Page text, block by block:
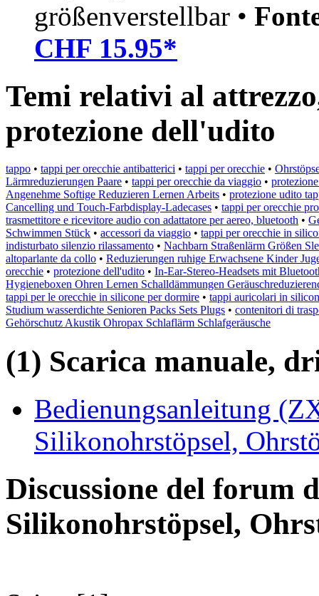
größenverstellbar •
CHF 15.95*
Temi relativi al
protezione dell'udito
tappo • tappi per orecchie antibatterici • tappi per orecchie •
Lärmreduzierungen Paare • tappi per orecchie da viaggio •
Angenehme Softige Reduzieren Lernen Arbeits • protezione udito
Cancelling und Touch-Farbdisplay-Ladecases • tappi per orecchie
trasmettitore e ricevitore audio con adattatore per aereo, bluetooth •
Schwimmen Stück • accessori da viaggio • tappi per orecchie in
indisturbato silenzio rilassamento • Nachbarn Straßenlärm Größen
altoparlante da collo • Reduzierungen ruhige Erwachsene Kinder
orecchie • protezione dell'udito • In-Ear-Stereo-Headsets mit
Hygieneboxen Ohren Lernen Schalldämmungen
tappi per le orecchie in silicone per dormire • tappi auricolari in
Studium wasserdichte Senioren Packs Sets Plugs • contenitori di
Gehörschutz Akustik Ohropax Schlaflärm Schlafgeräusche
(1) Scarica manuale,
Bedienungsanleitung
Silikonohrstöpsel,
Discussione del forum
Silikonohrstöpsel,